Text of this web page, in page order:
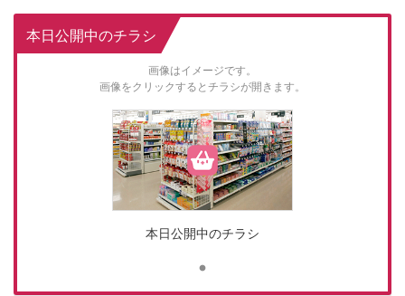
本日公開中のチラシ
画像はイメージです。
画像をクリックするとチラシが開きます。
本日公開中のチラシ